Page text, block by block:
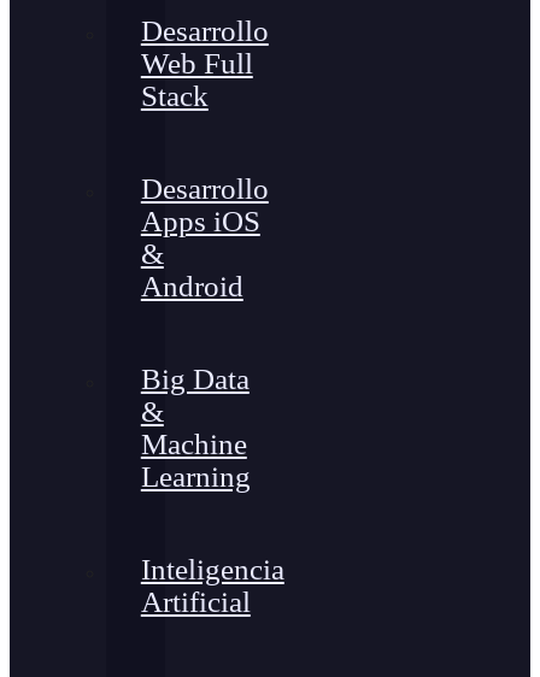
Desarrollo
Web Full
Stack
Desarrollo
Apps iOS
&
Android
Big Data
&
Machine
Learning
Inteligencia
Artificial